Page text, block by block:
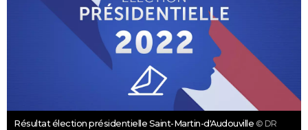
Résultat élection présidentielle Saint-Martin-d'Audouville © DR